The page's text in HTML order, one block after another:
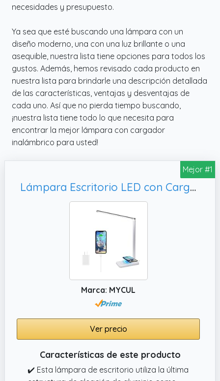
necesidades y presupuesto.
Ya sea que esté buscando una lámpara con un
diseño moderno, una con una luz brillante o una
asequible, nuestra lista tiene opciones para todos los
gustos. Además, hemos revisado cada producto en
nuestra lista para brindarle una descripción detallada
de las características, ventajas y desventajas de
cada uno. Así que no pierda tiempo buscando,
¡nuestra lista tiene todo lo que necesita para
encontrar la mejor lámpara con cargador
inalámbrico para usted!
Mejor #1
Lámpara Escritorio LED con Cargador Inalámbrico, Luz escritorio Lectura
Marca: MYCUL
Ver precio
Características de este producto
✔️ Esta lámpara de escritorio utiliza la última